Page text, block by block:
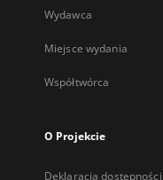
Wydawca
Miejsce wydania
Współtwórca
O Projekcie
Deklaracja dostępności